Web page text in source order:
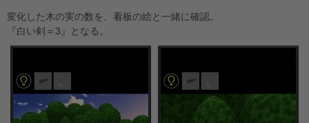
変化した木の実の数を、看板の絵と一緒に確認。
『白い剣＝3』となる。